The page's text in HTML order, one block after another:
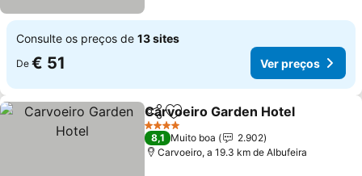
Consulte os preços de 13 sites
De € 51 Ver preços
PartilharAdicionar aos favoritos
Carvoeiro Garden Hotel
4 Estrelas
8,1 Muito boa
2.902
Carvoeiro, a 19.3 km de Albufeira